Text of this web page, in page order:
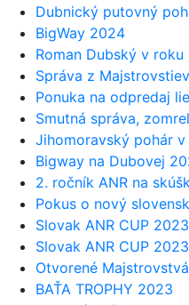
Dubnický putovný
BigWay 2024
Roman Dubský v
Správa z
Ponuka na odpredaj
Smutná správa,
Jihomoravský pohár
Bigway na Dubovej
2. ročník ANR na
Pokus o nový
Slovak ANR CUP
Slovak ANR CUP
Otvorené
BAŤA TROPHY 2023